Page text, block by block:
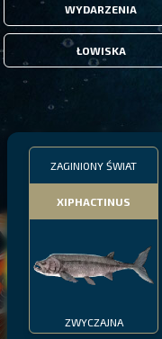
WYDARZENIA
ŁOWISKA
ZAGINIONY ŚWIAT
XIPHACTINUS
ZWYCZAJNA
PYSZCZAK ZACHODNI